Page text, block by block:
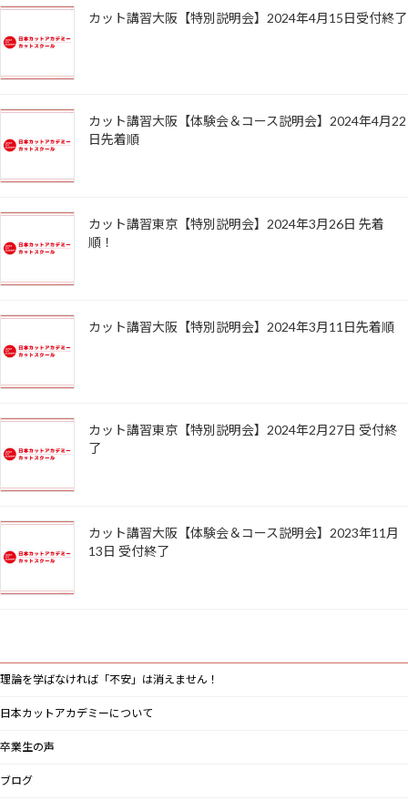
カット講習大阪【特別説明会】2024年4月15日受付終了
カット講習大阪【体験会＆コース説明会】2024年4月22
日先着順
カット講習東京【特別説明会】2024年3月26日 先着
順！
カット講習大阪【特別説明会】2024年3月11日先着順
カット講習東京【特別説明会】2024年2月27日 受付終
了
カット講習大阪【体験会＆コース説明会】2023年11月
13日 受付終了
理論を学ばなければ「不安」は消えません！
日本カットアカデミーについて
卒業生の声
ブログ